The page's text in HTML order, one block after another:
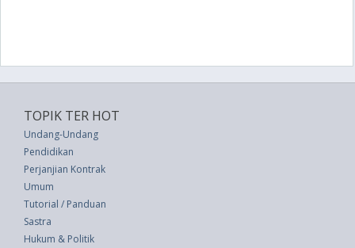
TOPIK TER HOT
Undang-Undang
Pendidikan
Perjanjian Kontrak
Umum
Tutorial / Panduan
Sastra
Hukum & Politik